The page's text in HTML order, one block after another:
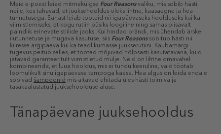
Meie e-poest leiad mitmekülgse Four Reasonsvaliku, mis sobib hästi
neile, kes tahavad, et juuksehooldus oleks lihtne, kaasaegne ja hea
tunnetusega. Sarjast leiab tooteid nii igapäevaseks hoolduseks kui ka
viimistlemiseks, et kogu rutiin püsiks loogiline ning samas piisavalt
paindlik erinevate stiilide jaoks. Kui hindad brändi, mis ühendab ärske
ilutunnetuse ja mugava kasutuse, siis Four Reasonssobitub hästi nii
kiiresse argipäeva kui ka teadlikumasse juukserutiini. Kaubamärgi
tugevus peitub selles, et tooted mõjuvad hõlpsasti kasutatavana, kuid
jätavad garanteeritult viimistletud mulje. Neid on lihtne omavahel
kombineerida, et luua hooldus, mis ei tundu keeruline, vaid töötab
loomulikult sinu igapäevase tempoga kaasa. Hea algus on leida endale
sobivad šampoonid mis aitavad ehitada üles hästi toimiva ja
tasakaalustatud juuksehoolduse aluse.
Tänapäevane juuksehooldus